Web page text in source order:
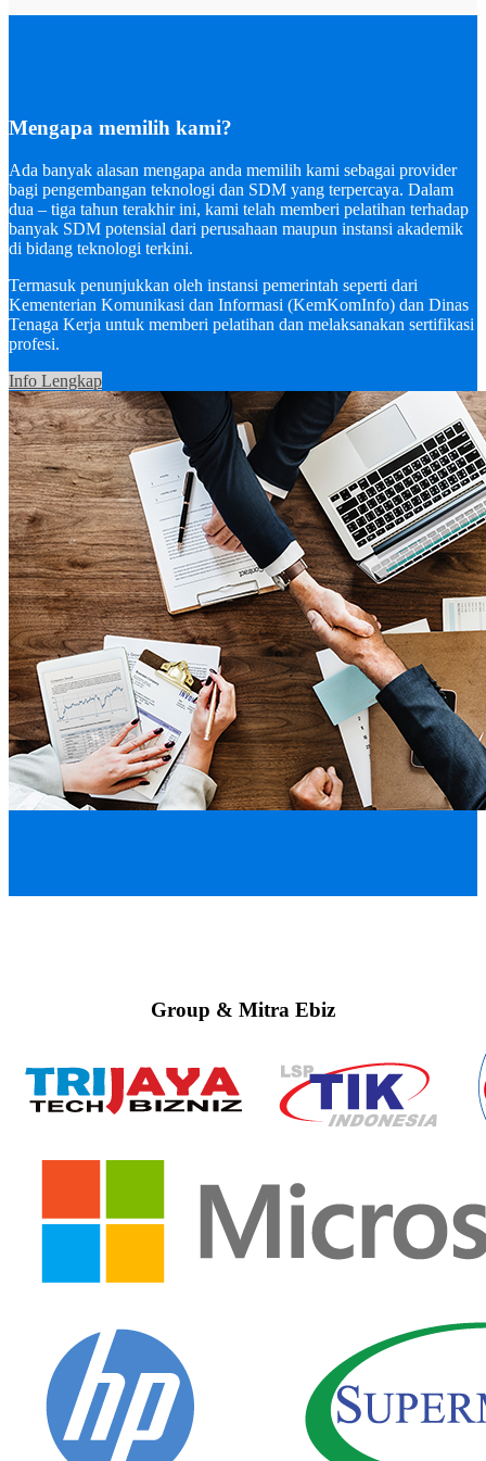
Mengapa memilih kami?
Ada banyak alasan mengapa anda memilih kami sebagai provider
bagi pengembangan teknologi dan SDM yang terpercaya. Dalam
dua – tiga tahun terakhir ini, kami telah memberi pelatihan terhadap
banyak SDM potensial dari perusahaan maupun instansi akademik
di bidang teknologi terkini.
Termasuk penunjukkan oleh instansi pemerintah seperti dari
Kementerian Komunikasi dan Informasi (KemKomInfo) dan Dinas
Tenaga Kerja untuk memberi pelatihan dan melaksanakan sertifikasi
profesi.
Info Lengkap
Group & Mitra Ebiz